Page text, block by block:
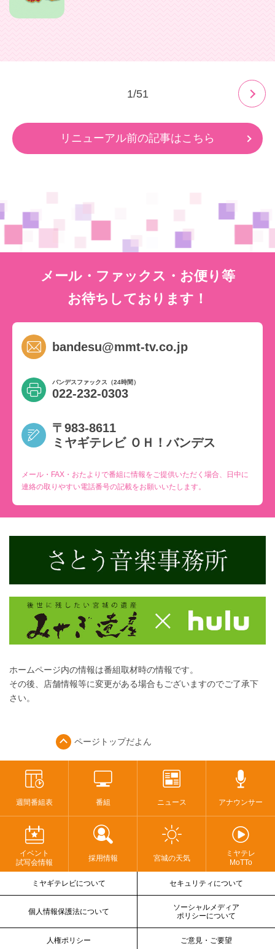
1/51
リニューアル前の記事はこちら
メール・ファックス・お便り等
お待ちしております！
bandesu@mmt-tv.co.jp
バンデスファックス（24時間）
022-232-0303
〒983-8611
ミヤギテレビ ＯＨ！バンデス
メール・FAX・おたよりで番組に情報をご提供いただく場合、日中に
連絡の取りやすい電話番号の記載をお願いいたします。
ホームページ内の情報は番組取材時の情報です。
その後、店舗情報等に変更がある場合もございますのでご了承下
さい。
ページトップだよん
週間番組表 番組 ニュース アナウンサー
イベント
試写会情報
採用情報 宮城の天気
ミヤテレ
MoTTo
ミヤギテレビについて セキュリティについて
個人情報保護法について
ソーシャルメディア
ポリシーについて
人権ポリシー ご意見・ご要望